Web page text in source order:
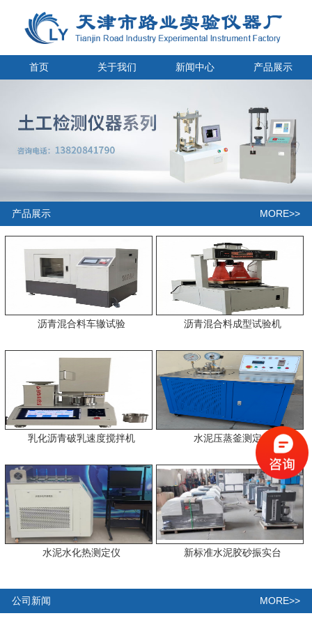
首页 关于我们 新闻中心 产品展示
产品展示 MORE>>
沥青混合料车辙试验 沥青混合料成型试验机
乳化沥青破乳速度搅拌机 水泥压蒸釜测定仪
水泥水化热测定仪 新标准水泥胶砂振实台
公司新闻 MORE>>